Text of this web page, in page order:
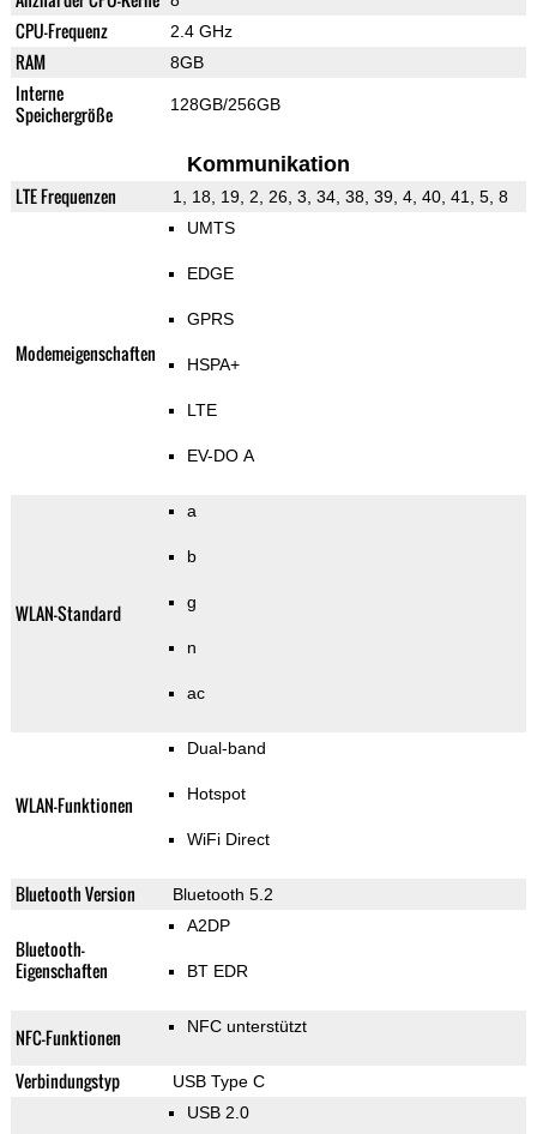
CPU-Frequenz 2.4 GHz
RAM 8GB
Interne
Speichergröße
128GB/256GB
Kommunikation
LTE Frequenzen 1, 18, 19, 2, 26, 3, 34, 38, 39, 4, 40, 41, 5, 8
Modemeigenschaften
UMTS
EDGE
GPRS
HSPA+
LTE
EV-DO A
WLAN-Standard
a
b
g
n
ac
WLAN-Funktionen
Dual-band
Hotspot
WiFi Direct
Bluetooth Version Bluetooth 5.2
Bluetooth-
Eigenschaften
A2DP
BT EDR
NFC-Funktionen NFC unterstützt
Verbindungstyp USB Type C
USB 2.0